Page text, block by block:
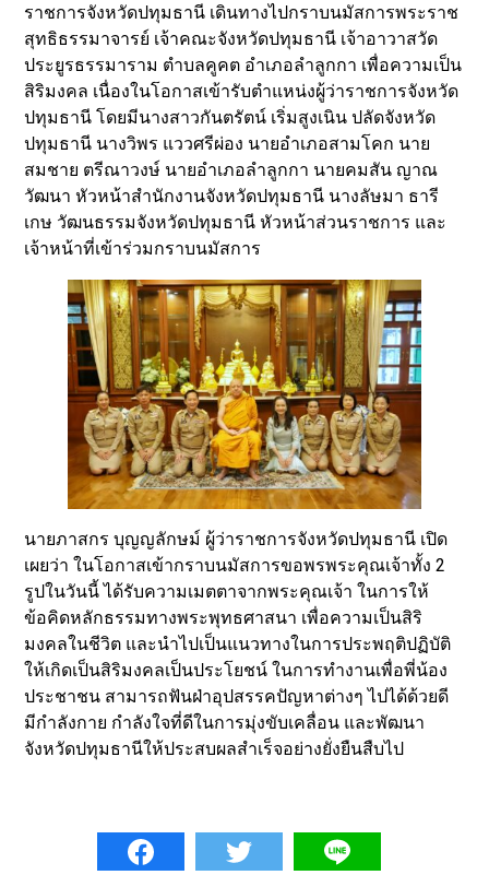
ราชการจังหวัดปทุมธานี เดินทางไปกราบนมัสการพระราช
สุทธิธรรมาจารย์ เจ้าคณะจังหวัดปทุมธานี เจ้าอาวาสวัด
ประยูรธรรมาราม ตำบลคูคต อำเภอลำลูกกา เพื่อความเป็น
สิริมงคล เนื่องในโอกาสเข้ารับตำแหน่งผู้ว่าราชการจังหวัด
ปทุมธานี โดยมีนางสาวกันตรัตน์ เริ่มสูงเนิน ปลัดจังหวัด
ปทุมธานี นางวิพร แววศรีผ่อง นายอำเภอสามโคก นาย
สมชาย ตรีณาวงษ์ นายอำเภอลำลูกกา นายคมสัน ญาณ
วัฒนา หัวหน้าสำนักงานจังหวัดปทุมธานี นางลัษมา ธารี
เกษ วัฒนธรรมจังหวัดปทุมธานี หัวหน้าส่วนราชการ และ
เจ้าหน้าที่เข้าร่วมกราบนมัสการ
นายภาสกร บุญญลักษม์ ผู้ว่าราชการจังหวัดปทุมธานี เปิด
เผยว่า ในโอกาสเข้ากราบนมัสการขอพรพระคุณเจ้าทั้ง 2
รูปในวันนี้ ได้รับความเมตตาจากพระคุณเจ้า ในการให้
ข้อคิดหลักธรรมทางพระพุทธศาสนา เพื่อความเป็นสิริ
มงคลในชีวิต และนำไปเป็นแนวทางในการประพฤติปฏิบัติ
ให้เกิดเป็นสิริมงคลเป็นประโยชน์ ในการทำงานเพื่อพี่น้อง
ประชาชน สามารถฟันฝ่าอุปสรรคปัญหาต่างๆ ไปได้ด้วยดี
มีกำลังกาย กำลังใจที่ดีในการมุ่งขับเคลื่อน และพัฒนา
จังหวัดปทุมธานีให้ประสบผลสำเร็จอย่างยั่งยืนสืบไป